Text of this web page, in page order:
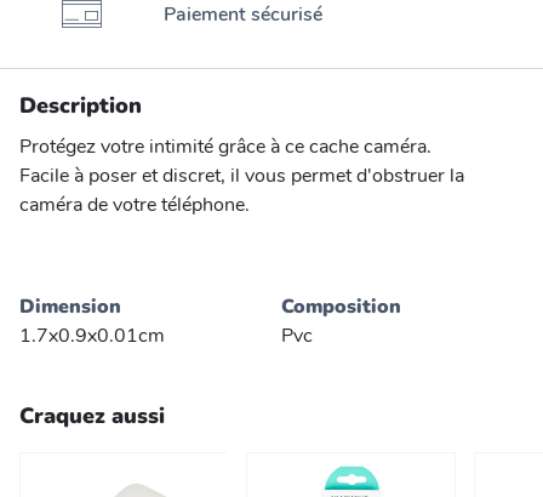
Paiement sécurisé
Description
Protégez votre intimité grâce à ce cache caméra.
Facile à poser et discret, il vous permet d'obstruer la
caméra de votre téléphone.
Dimension
1.7x0.9x0.01cm
Composition
Pvc
Craquez aussi